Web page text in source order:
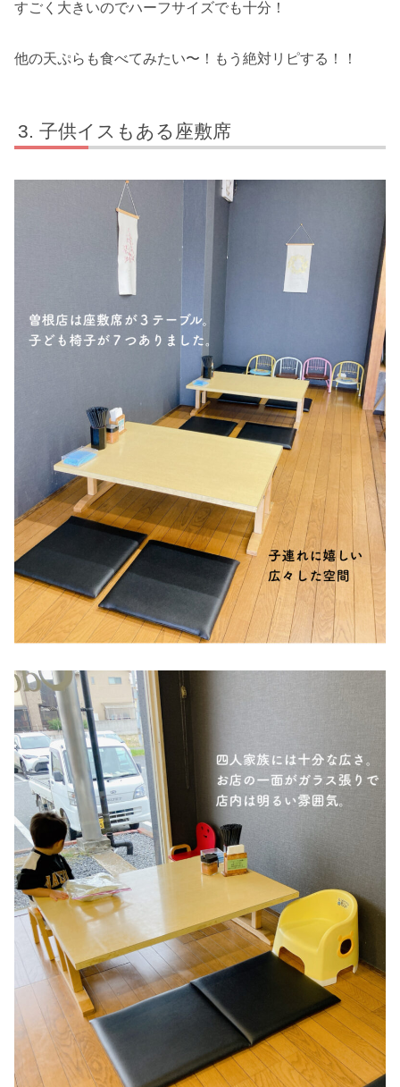
すごく大きいのでハーフサイズでも十分！
他の天ぷらも食べてみたい〜！もう絶対リピする！！
子供イスもある座敷席